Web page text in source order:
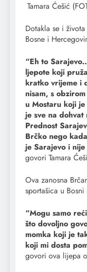
Tamara Ćešić
Dotakla se i
Bosne i
“Eh to
ljepote koji
kratko vrijeme i
nisam, s
u Mostaru koji
je sve na
Prednost
Brčko nego
je Sarajevo i
govori Tamara
Ova zanosna
sportašica u
“Mogu samo
što dovoljno
momka koji je
koji mi dosta
govori ova lijepa